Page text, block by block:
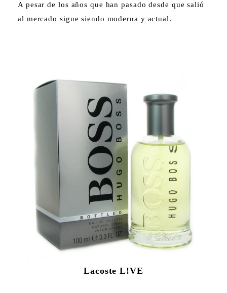
A pesar de los años que han pasado desde que salió
al mercado sigue siendo moderna y actual.
Lacoste L!VE